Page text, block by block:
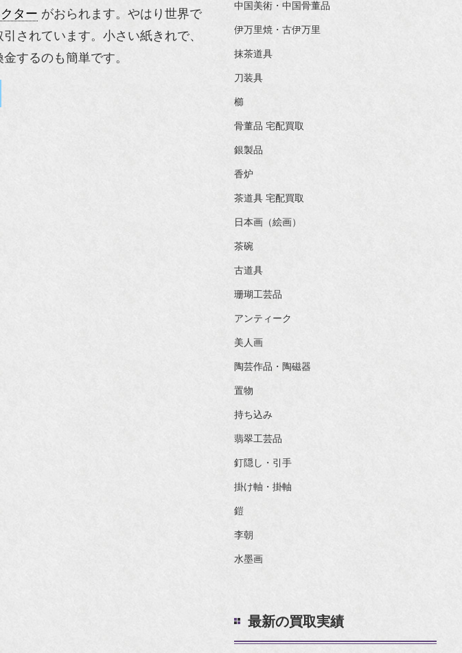
ター がおられます。やはり世界で
されています。小さい紙きれで、
するのも簡単です。
中国美術・中国骨董品
伊万里焼・古伊万里
抹茶道具
刀装具
櫛
骨董品 宅配買取
銀製品
香炉
茶道具 宅配買取
日本画（絵画）
茶碗
古道具
珊瑚工芸品
アンティーク
美人画
陶芸作品・陶磁器
置物
持ち込み
翡翠工芸品
釘隠し・引手
掛け軸・掛軸
鎧
李朝
水墨画
最新の買取実績